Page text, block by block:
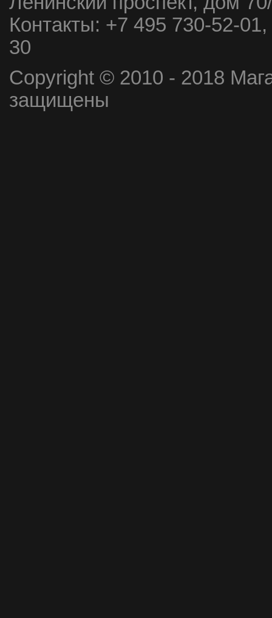
Контакты: +7 495 730-52-
30
Copyright © 2010 - 2018
защищены